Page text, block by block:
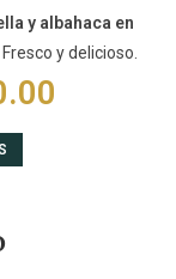
y albahaca en
Fresco y delicioso.